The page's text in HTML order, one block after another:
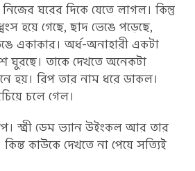
ঘরের দিকে যেতে লাগল। কিন্তু
হয়ে গেছে, ছাদ ভেঙে পড়েছে,
একাকার। অর্ধ-অনাহারী একটা
ঘুরছে। তাকে দেখতে অনেকটা
হয়। রিপ তার নাম ধরে ডাকল।
চলে গেল।
স্ত্রী ডেম ভ্যান উইংকল আর তার
কাউকে দেখতে না পেয়ে সত্যিই